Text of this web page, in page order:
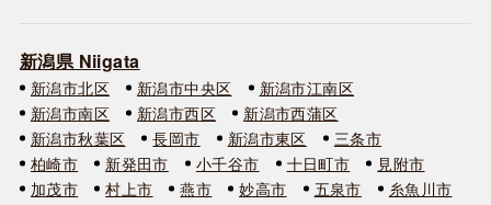
新潟県 Niigata
新潟市北区 新潟市中央区
新潟市江南区
新潟市南区
新潟市西区
新潟市西蒲区
新潟市秋葉区
長岡市 新潟市東区
三条市
柏崎市
新発田市 小千谷市 十日町市
見附市
加茂市
村上市 燕市 妙高市 五泉市
糸魚川市